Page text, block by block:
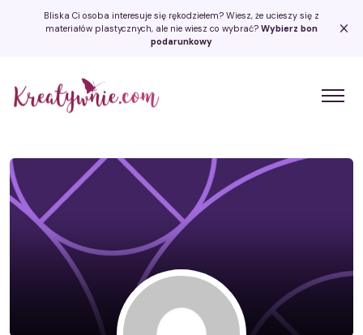
Bliska Ci osoba interesuje się rękodziełem? Wiesz, że ucieszy się z
materiałów plastycznych, ale nie wiesz co wybrać? Wybierz bon
podarunkowy
Kreatywnie.com